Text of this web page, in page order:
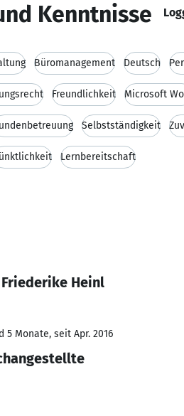
Kenntnisse
Büromanagement Deutsch
Freundlichkeit Microsoft
Selbstständigkeit
Lernbereitschaft
Heinl
5 Monate, seit Apr. 2016